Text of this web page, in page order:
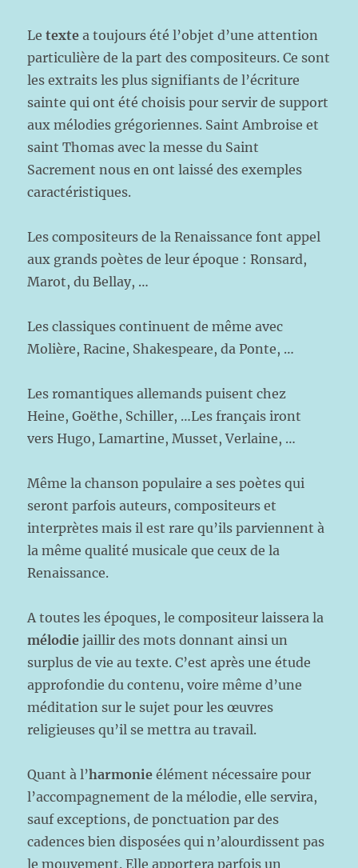
Letexte a toujours été l’objet d’une attention
particulière de la part des compositeurs. Ce sont
les extraits les plus signifiants de l’écriture
sainte qui ont été choisis pour servir de support
aux mélodies grégoriennes. Saint Ambroise et
saint Thomas avec la messe du Saint
Sacrement nous en ont laissé des exemples
caractéristiques.
Les compositeurs de la Renaissance font appel
aux grands poètes de leur époque : Ronsard,
Marot, du Bellay, …
Les classiques continuent de même avec
Molière, Racine, Shakespeare, da Ponte, …
Les romantiques allemands puisent chez
Heine, Goëthe, Schiller, …Les français iront
vers Hugo, Lamartine, Musset, Verlaine, …
Même la chanson populaire a ses poètes qui
seront parfois auteurs, compositeurs et
interprètes mais il est rare qu’ils parviennent à
la même qualité musicale que ceux de la
Renaissance.
A toutes les époques, le compositeur laissera la
mélodie jaillir des mots donnant ainsi un
surplus de vie au texte. C’est après une étude
approfondie du contenu, voire même d’une
méditation sur le sujet pour les œuvres
religieuses qu’il se mettra au travail.
Quant à l’harmonie élément nécessaire pour
l’accompagnement de la mélodie, elle servira,
sauf exceptions, de ponctuation par des
cadences bien disposées qui n’alourdissent pas
le mouvement. Elle apportera parfois un